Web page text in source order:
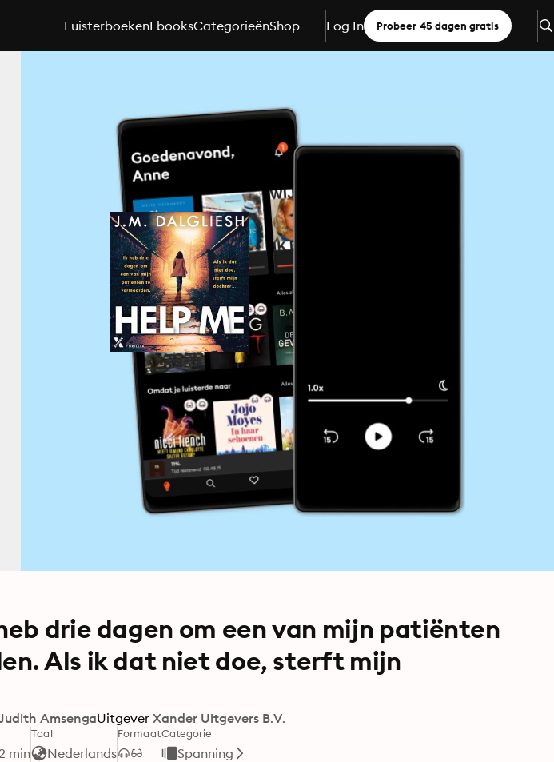
LuisterboekenEbooksCategorieënShop Log In Probeer 45 dagen gratis
drie dagen om een van mijn patiënten
Als ik dat niet doe, sterft mijn
AmsengaUitgever Xander Uitgevers B.V.
min
Taal
Nederlands
FormaatCategorie
Spanning